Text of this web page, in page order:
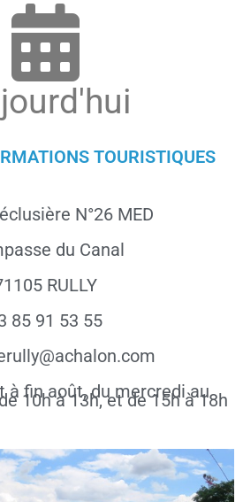
TOURISTIQUES
N°26 MED
du Canal
RULLY
85 91 53 55
à fin août, du mercredi au
10h à 13h, et de 15h à 18h